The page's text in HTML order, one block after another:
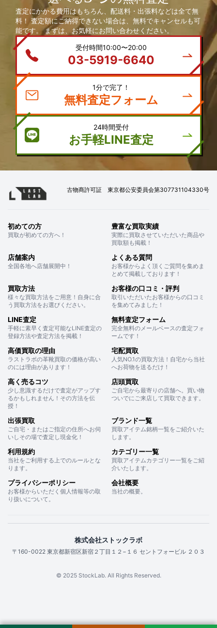
査定にかかる費用はもちろん、配送料・出張料などは全て無
料！ 査定額にご納得できない場合は、無料でキャンセルも可
能です。 まずは、お気軽にお問い合わせください。
受付時間10:00〜20:00
03-5919-6640
1分で完了！
無料査定フォーム
24時間受付
お手軽LINE査定
古物商許可証 東京都公安委員会第307731104330号
初めての方
買取が初めての方へ！
豊富な買取実績
実際に買取させていただいた商品や
買取額も掲載！
店舗案内
全国各地へ店舗展開中！
よくある質問
お客様からよく頂くご質問を集めま
とめて掲載しております！
買取方法
様々な買取方法をご用意！自身に合
う買取方法をお選びください。
お客様の口コミ・評判
取引いただいたお客様からの口コミ
を集めてみました！
LINE査定
手軽に素早く査定可能なLINE査定の
登録方法や査定方法を掲載！
無料査定フォーム
完全無料のメールベースの査定フォ
ームです！
高価買取の理由
ラストラボの革靴買取の価格が高い
のには理由があります！
宅配買取
人気NO.1の買取方法！自宅から当社
へお荷物を送るだけ！
高く売るコツ
少し意識するだけで査定がアップす
るかもしれません！その方法を伝
授！
店頭買取
ご自宅から最寄りの店舗へ。買い物
ついでにご来店して買取できます。
出張買取
ご自宅・またはご指定の住所へお伺
いしその場で査定し現金化！
ブランド一覧
買取アイテム銘柄一覧をご紹介いた
します。
利用規約
当社をご利用する上でのルールとな
ります。
カテゴリー一覧
買取アイテムカテゴリー一覧をご紹
介いたします。
プライバシーポリシー
お客様からいただく個人情報等の取
り扱いについて。
会社概要
当社の概要。
株式会社ストックラボ
〒160-0022 東京都新宿区新宿２丁目１２−１６ セントフォービル ２０３
© 2025 StockLab. All Rights Reserved.